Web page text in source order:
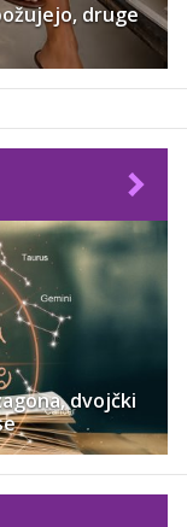
druge
dvojčki